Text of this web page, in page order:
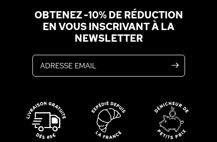
OBTENEZ -10% DE RÉDUCTION
EN VOUS INSCRIVANT À LA
NEWSLETTER